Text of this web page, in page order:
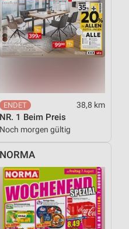
38,8 km
NR. 1 Beim Preis
Noch morgen gültig
NORMA
Informationen
Auswahl von